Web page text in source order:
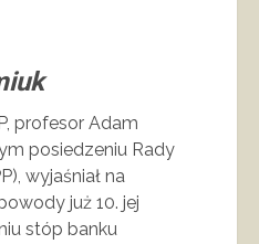
profesor Adam
posiedzeniu Rady
wyjaśniał na
już 10. jej
stóp banku